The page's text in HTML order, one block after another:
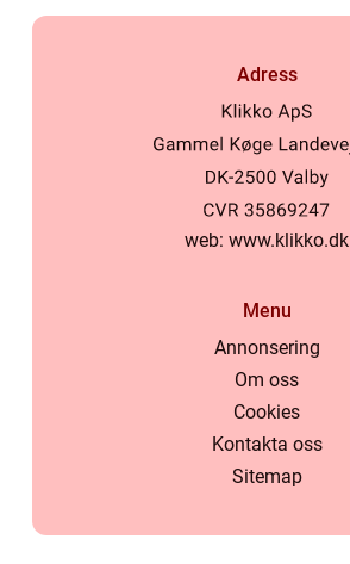
Adress
web: www.klikko.dk
Menu
Annonsering
Om oss
Cookies
Kontakta oss
Sitemap